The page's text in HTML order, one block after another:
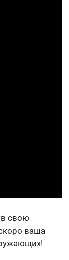
свою
ваша